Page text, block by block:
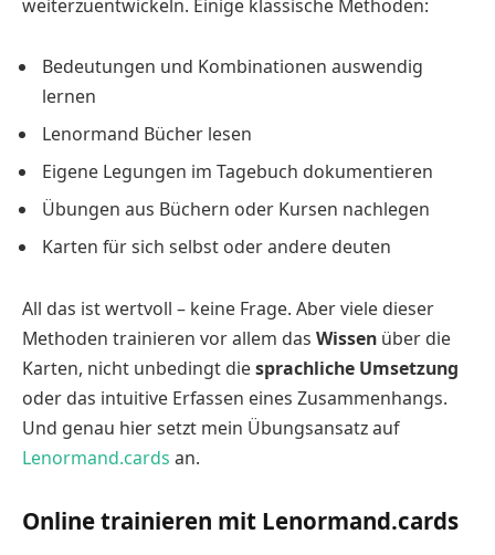
weiterzuentwickeln. Einige klassische Methoden:
Bedeutungen und Kombinationen auswendig
lernen
Lenormand Bücher lesen
Eigene Legungen im Tagebuch dokumentieren
Übungen aus Büchern oder Kursen nachlegen
Karten für sich selbst oder andere deuten
All das ist wertvoll – keine Frage. Aber viele dieser
Methoden trainieren vor allem das Wissen über die
Karten, nicht unbedingt diesprachliche Umsetzung
oder das intuitive Erfassen eines Zusammenhangs.
Und genau hier setzt mein Übungsansatz auf
Lenormand.cards an.
Online trainieren mit Lenormand.cards